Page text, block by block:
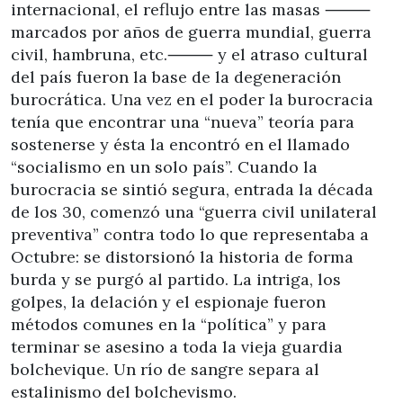
internacional, el reflujo entre las masas ⸻
marcados por años de guerra mundial, guerra
civil, hambruna, etc.⸻ y el atraso cultural
del país fueron la base de la degeneración
burocrática. Una vez en el poder la burocracia
tenía que encontrar una “nueva” teoría para
sostenerse y ésta la encontró en el llamado
“socialismo en un solo país”. Cuando la
burocracia se sintió segura, entrada la década
de los 30, comenzó una “guerra civil unilateral
preventiva” contra todo lo que representaba a
Octubre: se distorsionó la historia de forma
burda y se purgó al partido. La intriga, los
golpes, la delación y el espionaje fueron
métodos comunes en la “política” y para
terminar se asesino a toda la vieja guardia
bolchevique. Un río de sangre separa al
estalinismo del bolchevismo.